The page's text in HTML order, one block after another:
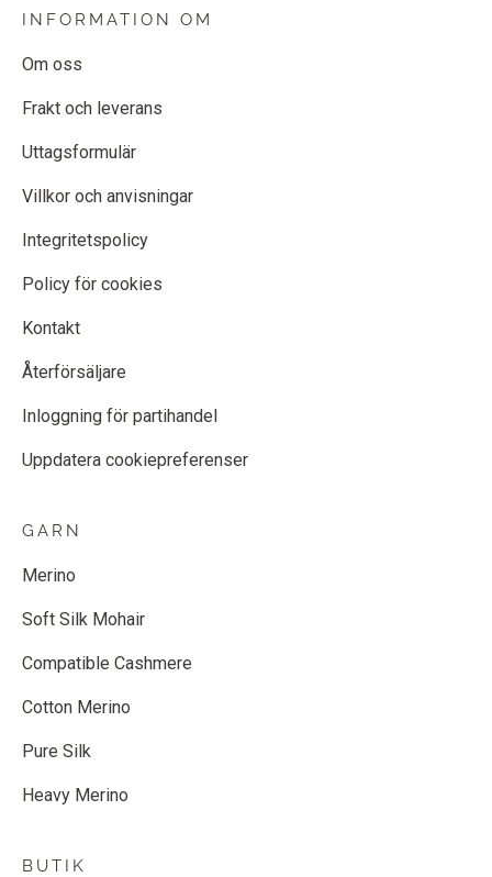
INFORMATION OM
Om oss
Frakt och leverans
Uttagsformulär
Villkor och anvisningar
Integritetspolicy
Policy för cookies
Kontakt
Återförsäljare
Inloggning för partihandel
Uppdatera cookiepreferenser
GARN
Merino
Soft Silk Mohair
Compatible Cashmere
Cotton Merino
Pure Silk
Heavy Merino
BUTIK